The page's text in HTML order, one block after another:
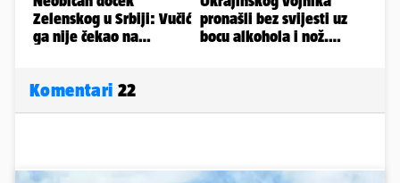
Komentari 22